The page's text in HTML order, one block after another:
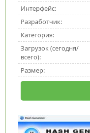
Интерфейс:
Разработчик:
Категория:
Загрузок (сегодня/
всего):
Размер: